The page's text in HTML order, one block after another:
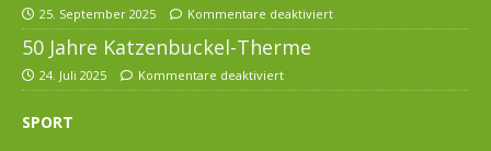
25. September 2025 Kommentare deaktiviert
50 Jahre Katzenbuckel-Therme
24. Juli 2025 Kommentare deaktiviert
SPORT